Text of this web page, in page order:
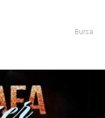
Bursa